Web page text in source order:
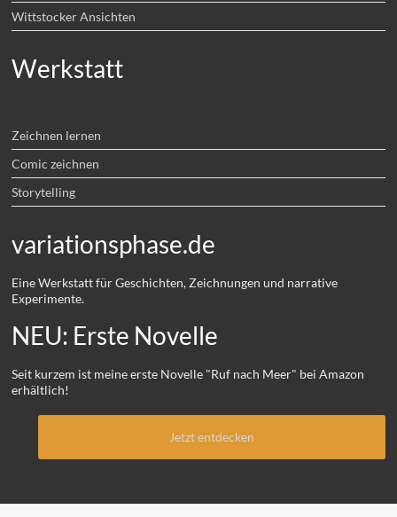
Wittstocker Ansichten
Werkstatt
Zeichnen lernen
Comic zeichnen
Storytelling
variationsphase.de
Eine Werkstatt für Geschichten, Zeichnungen und narrative
Experimente.
NEU: Erste Novelle
Seit kurzem ist meine erste Novelle "Ruf nach Meer" bei Amazon
erhältlich!
Jetzt entdecken